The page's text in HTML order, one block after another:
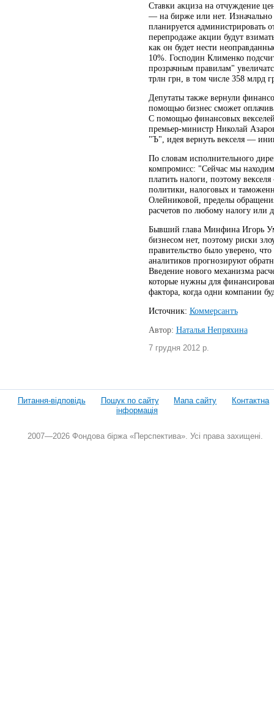
Ставки акциза на отчуждение
— на бирже или нет. Изначально
планируется
перепродаже акции будут
как он будет нести
10%. Господин Клименко
прозрачным правилам"
трлн грн, в том числе 358 млрд
Депутаты также вернули
помощью бизнес сможет
С помощью финансовых
премьер-министр Николай
"Ъ", идея вернуть векселя —
По словам исполнительного
компромисс: "Сейчас мы
платить налоги, поэтому
политики, налоговых и
Олейниковой, пределы
расчетов по любому налогу или
Бывший глава Минфина Игорь
бизнесом нет, поэтому риски
правительство было уверено,
аналитиков прогнозируют
Введение нового механизма
которые нужны для
фактора, когда одни компании
Источник: Коммерсантъ
Автор: Наталья Непряхина
7 грудня 2012 р.
Питання-відповідь Пошук по сайту Мапа сайту
Контактна
інформація
2007—2026 Фондова біржа «Перспектива». Усі права захищені.